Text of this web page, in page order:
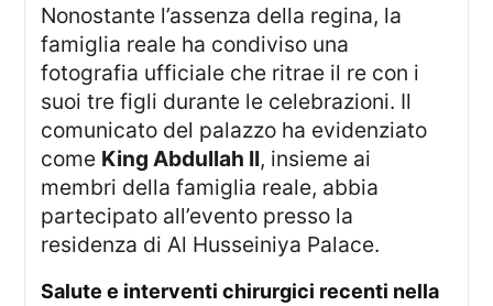
Nonostante l’assenza della regina, la
famiglia reale ha condiviso una
fotografia ufficiale che ritrae il re con i
suoi tre figli durante le celebrazioni. Il
comunicato del palazzo ha evidenziato
come King Abdullah II, insieme ai
membri della famiglia reale, abbia
partecipato all’evento presso la
residenza di Al Husseiniya Palace.
salute e interventi chirurgici recenti nella